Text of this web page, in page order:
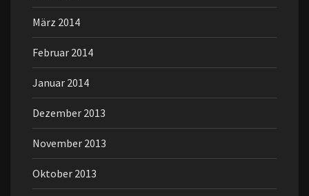
März 2014
Februar 2014
Januar 2014
Dezember 2013
November 2013
Oktober 2013